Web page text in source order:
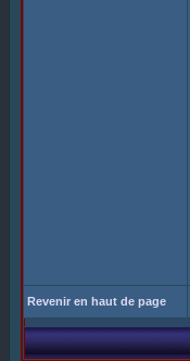
Revenir en haut de page